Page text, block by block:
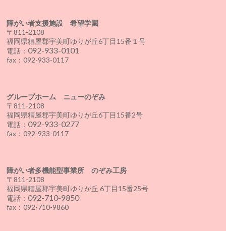
障がい者支援施設 希望学園
〒811-2108
福岡県糟屋郡宇美町ゆりが丘6丁目15番１号
電話： 092-933-0101
fax：092-933-0117
グループホーム ニューのぞみ
〒811-2108
福岡県糟屋郡宇美町ゆりが丘6丁目15番2号
電話： 092-933-0277
fax：092-933-0117
障がい者多機能型事業所 のぞみ工房
〒811-2108
福岡県糟屋郡宇美町ゆりが丘 6丁目15番25号
電話： 092-710-9850
fax：092-710-9860